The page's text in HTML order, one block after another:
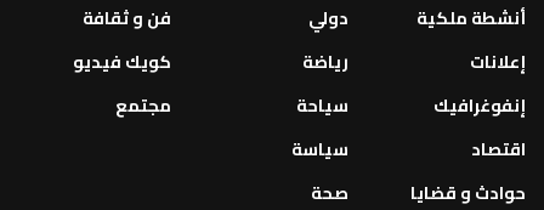
أنشطة ملكية
إعلانات
إنفوغرافيك
اقتصاد
حوادث و قضايا
دولي
رياضة
سياحة
سياسة
صحة
فن و ثقافة
كويك فيديو
مجتمع